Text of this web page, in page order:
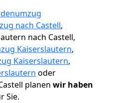
nach Castell,
nach Castell,
Kaiserslautern,
Kaiserslautern,
oder
planen wir haben
Sie.